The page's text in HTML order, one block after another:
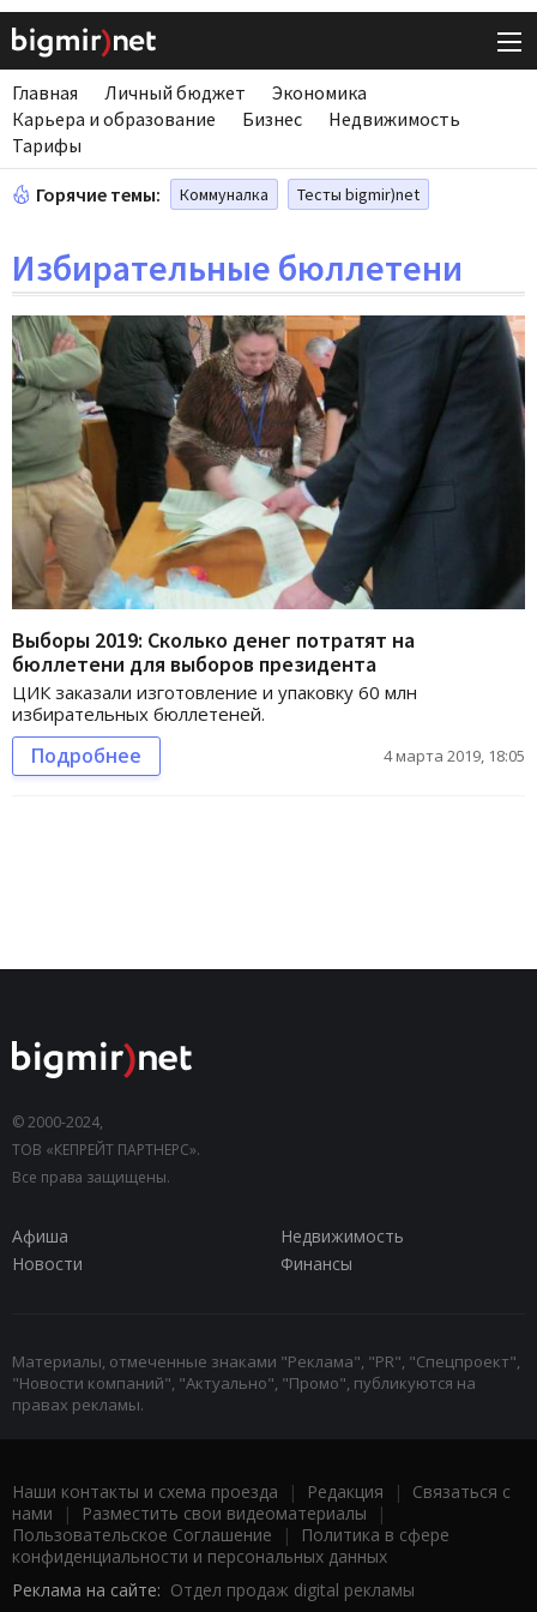
Главная Личный бюджет
Экономика
Карьера и образование
Бизнес
Недвижимость
Тарифы
Горячие темы: Коммуналка Тесты bigmir)net
Избирательные бюллетени
Выборы 2019: Сколько денег потратят на
бюллетени для выборов президента
ЦИК заказали изготовление и упаковку 60 млн
избирательных бюллетеней.
Подробнее 4 марта 2019, 18:05
© 2000-2024,
ТОВ «КЕПРЕЙТ ПАРТНЕРС».
Все права защищены.
Афиша
Недвижимость
Новости
Финансы
Материалы, отмеченные знаками "Реклама", "PR", "Спецпроект",
"Новости компаний", "Актуально", "Промо", публикуются на
правах рекламы.
Наши контакты и схема проезда | Редакция | Связаться с
нами | Разместить свои видеоматериалы |
Пользовательское Соглашение |
Политика в сфере
конфиденциальности и персональных данных
Реклама на сайте: Отдел продаж digital рекламы